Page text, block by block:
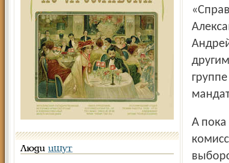
Люди ищут
А пока и в областной, и в ярославской избирательных